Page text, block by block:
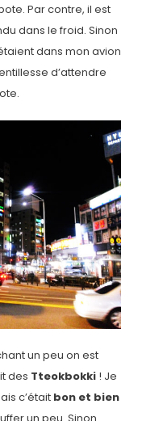
Par contre, il est
dans le froid. Sinon
dans mon avion
d’attendre
un peu on est
des Tteokbokki! Je
c’était bon et bien